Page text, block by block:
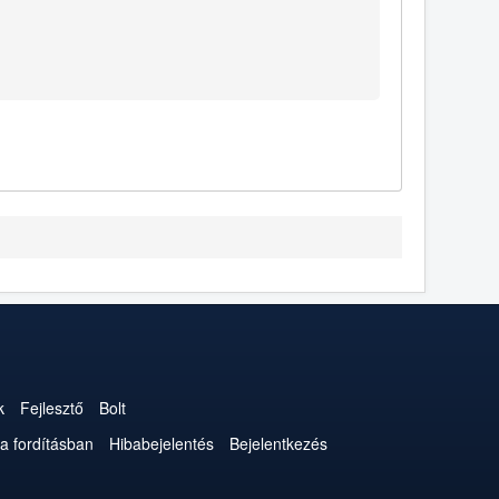
Fejlesztő
Bolt
fordításban Hibabejelentés
Bejelentkezés